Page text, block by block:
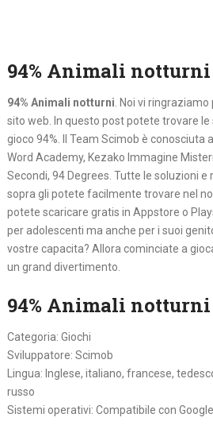
94% Animali notturni
94% Animali notturni. Noi vi
sito web. In questo post potete trovare le
gioco 94%. Il Team Scimob è conosciuta
Word Academy, Kezako Immagine
Secondi, 94 Degrees. Tutte le soluzioni e
sopra gli potete facilmente trovare nel
potete scaricare gratis in Appstore o
per adolescenti ma anche per i suoi
vostre capacita? Allora cominciate a
un grand divertimento.
94% Animali notturni
Categoria: Giochi
Sviluppatore: Scimob
Lingua: Inglese, italiano, francese,
russo
Sistemi operativi: Compatibile con